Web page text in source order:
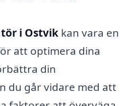
i Ostvik kan vara en
att optimera dina
din
du går vidare med att